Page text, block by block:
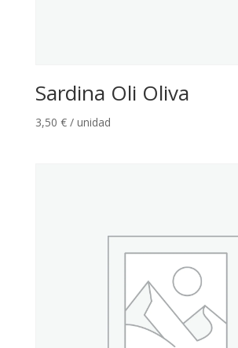
Sardina Oli Oliva
3,50 € / unidad